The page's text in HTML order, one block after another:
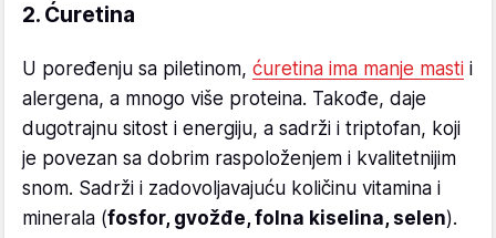
2. Ćuretina
U poređenju sa piletinom, ćuretina ima manje masti i
alergena, a mnogo više proteina. Takođe, daje
dugotrajnu sitost i energiju, a sadrži i triptofan, koji
je povezan sa dobrim raspoloženjem i kvalitetnijim
snom. Sadrži i zadovoljavajuću količinu vitamina i
minerala (fosfor, gvožđe, folna kiselina, selen).